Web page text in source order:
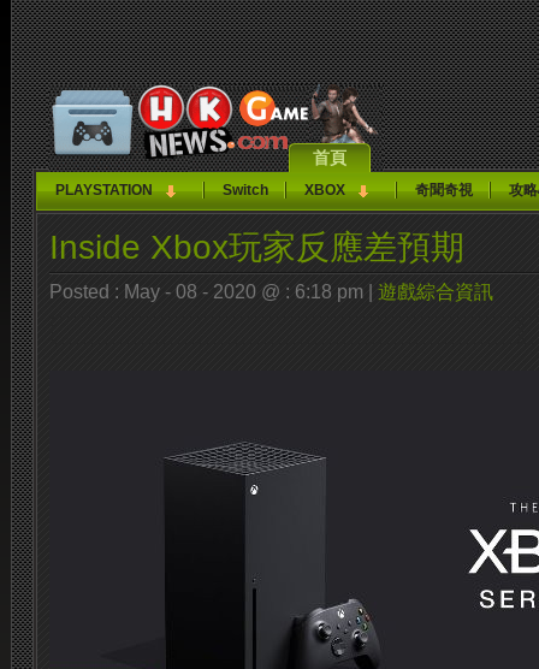
首頁
PLAYSTATION Switch XBOX 奇聞奇視 攻
Inside Xbox玩家反應差預期
Posted : May - 08 - 2020 @ : 6:18 pm | 遊戲綜合資訊